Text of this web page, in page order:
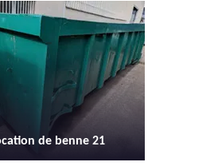
et débarras entreprise et
industriel 21